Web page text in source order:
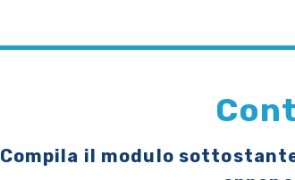
Compila il modulo